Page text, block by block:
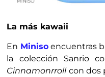
La más kawaii
En Minisoencuentras
la colección Sanrio
Cinnamonrrollcon dos